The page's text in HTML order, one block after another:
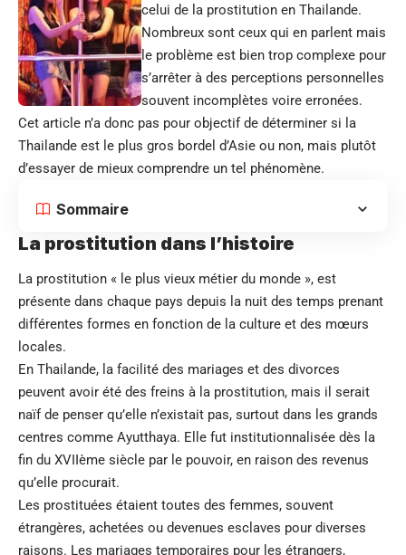
celui de la prostitution en Thailande.
Nombreux sont ceux qui en parlent mais
le problème est bien trop complexe pour
s’arrêter à des perceptions personnelles
souvent incomplètes voire erronées.
Cet article n’a donc pas pour objectif de déterminer si la
Thailande est le plus gros bordel d’Asie ou non, mais plutôt
d’essayer de mieux comprendre un tel phénomène.
Sommaire
La prostitution dans l’histoire
La prostitution « le plus vieux métier du monde », est
présente dans chaque pays depuis la nuit des temps prenant
différentes formes en fonction de la culture et des mœurs
locales.
En Thailande, la facilité des mariages et des divorces
peuvent avoir été des freins à la prostitution, mais il serait
naïf de penser qu’elle n’existait pas, surtout dans les grands
centres comme Ayutthaya. Elle fut institutionnalisée dès la
fin du XVIIème siècle par le pouvoir, en raison des revenus
qu’elle procurait.
Les prostituées étaient toutes des femmes, souvent
étrangères, achetées ou devenues esclaves pour diverses
raisons. Les mariages temporaires pour les étrangers,